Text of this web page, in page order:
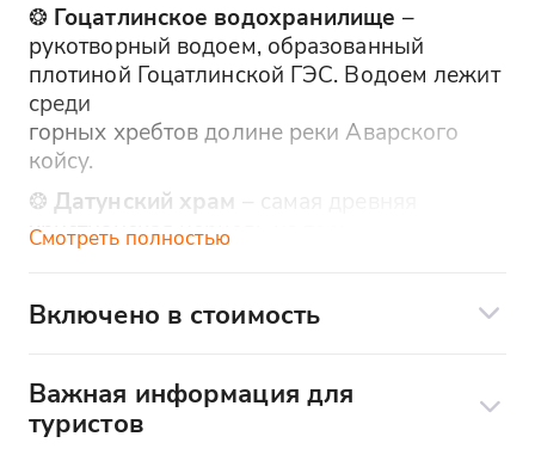
❂ Гоцатлинское водохранилище –
рукотворный водоем, образованный
плотиной Гоцатлинской ГЭС. Водоем лежит
среди
горных хребтов долине реки Аварского
койсу.
❂ Датунский храм
христианская церковь на территории
Дагестана, была построена в IX-XI веках.
➤ Храм
находится в живописном и красивом
сохранились
на сегодняшний день. У подножия храма
протекает "безымянный" ручей.
Смотреть полностью
Включено в стоимость
- трансфер
- сопровождение гида
Важная информация для
туристов